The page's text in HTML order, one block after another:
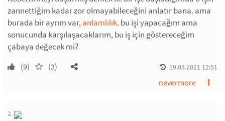
zannettiğim kadar zor olmayabileceğini anlatır bana. ama
burada bir ayrım var,anlamlılık. bu işi yapacağım ama
sonucunda karşılaşacaklarım, bu iş için göstereceğim
çabaya değecek mi?
(9) (3) 19.03.2021 12:51
nevermore
2.